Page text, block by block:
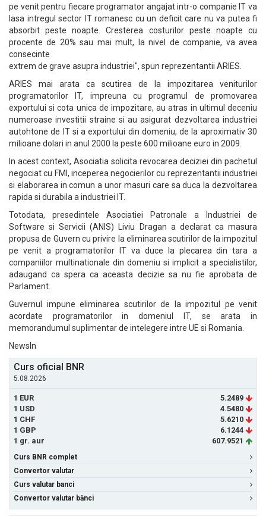
pe venit pentru fiecare programator angajat intr-o companie IT va
lasa intregul sector IT romanesc cu un deficit care nu va putea fi
absorbit peste noapte. Cresterea costurilor peste noapte cu
procente de 20% sau mai mult, la nivel de companie, va avea
consecinte
extrem de grave asupra industriei", spun reprezentantii ARIES.
ARIES mai arata ca scutirea de la impozitarea veniturilor
programatorilor IT, impreuna cu programul de promovarea
exportului si cota unica de impozitare, au atras in ultimul deceniu
numeroase investitii straine si au asigurat dezvoltarea industriei
autohtone de IT si a exportului din domeniu, de la aproximativ 30
milioane dolari in anul 2000 la peste 600 milioane euro in 2009.
In acest context, Asociatia solicita revocarea deciziei din pachetul
negociat cu FMI, inceperea negocierilor cu reprezentantii industriei
si elaborarea in comun a unor masuri care sa duca la dezvoltarea
rapida si durabila a industriei IT.
Totodata, presedintele Asociatiei Patronale a Industriei de
Software si Servicii (ANIS) Liviu Dragan a declarat ca masura
propusa de Guvern cu privire la eliminarea scutirilor de la impozitul
pe venit a programatorilor IT va duce la plecarea din tara a
companiilor multinationale din domeniu si implicit a specialistilor,
adaugand ca spera ca aceasta decizie sa nu fie aprobata de
Parlament.
Guvernul impune eliminarea scutirilor de la impozitul pe venit
acordate programatorilor in domeniul IT, se arata in
memorandumul suplimentar de intelegere intre UE si Romania.
NewsIn
Curs oficial BNR
5.08.2026
1 EUR
5.2489
1 USD
4.5480
1 CHF
5.6210
1 GBP
6.1244
1 gr. aur
607.9521
Curs BNR complet
Convertor valutar
Curs valutar banci
Convertor valutar bănci